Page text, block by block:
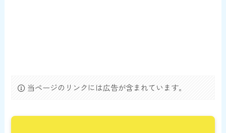
当ページのリンクには広告が含まれています。